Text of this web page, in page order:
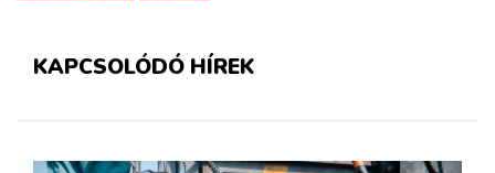
KAPCSOLÓDÓ HÍREK